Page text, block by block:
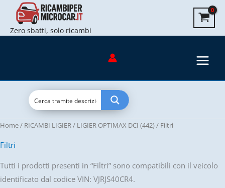
contenuto
Zero sbatti, solo ricambi
Home/ RICAMBI LIGIER/ LIGIER OPTIMAX DCI (442)/ Filtri
Filtri
Tutti i prodotti presenti in “Filtri” sono compatibili con il veicolo
identificato dal codice VIN: VJRJS40CR4.